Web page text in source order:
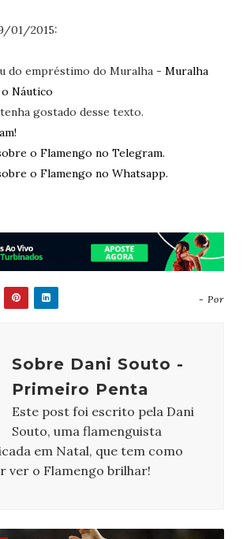
01/2015:
do empréstimo do Muralha - Muralha
Náutico
gostado desse texto.
o Flamengo no Telegram.
o Flamengo no Whatsapp.
- Por
Sobre Dani Souto -
Primeiro Penta
Este post foi escrito pela Dani
Souto, uma flamenguista
em Natal, que tem como
ver o Flamengo brilhar!